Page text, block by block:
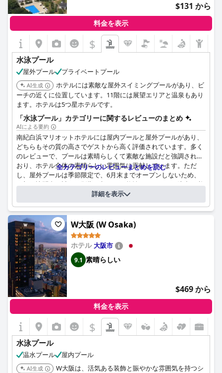
$131 から
料金を表示
$
水泳プール
屋外プール プライベートプール
AI生成
ホテルには素敵な屋外スイミングプールがあり、ビ
ーチの近くに位置しています。11階には展望エリアと温泉もあり
ます。ホテルは5つ星ホテルです。
「水泳プール」カテゴリーに関するレビューのまとめ
AIによる要約
南紀白浜マリオットホテルには屋内プールと屋外プールがあり、
どちらもその質の高さでゲストから高く評価されています。多く
のレビューで、プールは素晴らしくて素敵な施設だと強調されて
おり、ホテル全体の素晴らしい雰囲気に貢献しています。ただ
し、屋外プールは季節限定で、6月末までオープンしないため、
一部の訪問者の計画に影響を与える可能性があることに注意が必
要です。プールが閉鎖されていたり、利用可能状況に関する告知
が不十分であったりという言及がいくつかありましたが、客室か
らの素晴らしい屋外の景色や、格別な露天風呂と相まって、プー
ルを利用する体験は概ねポジティブです。ホテルの顧客サービス
も高い評価を受けており、滞在体験をさらに向上させています。
ジムのオプションが限られているという言及もありましたが、全
体的な楽しさを大きく損なうものではありませんでした。
全カテゴリーのレビューまとめを読む
上記の質問にホテルが回答されました
プールの位置: 屋外プール
特別なタイプのプールですか。
ゼロエッジプール
プールには次のものがありますか:
子供用のエリア
詳細を表示
W大阪 (W Osaka)
ホテル大阪市
9.1 素晴らしい
$469 から
料金を表示
$
水泳プール
温水プール 屋内プール
AI生成
W大阪は、活気ある装飾と賑やかな雰囲気を持つシ